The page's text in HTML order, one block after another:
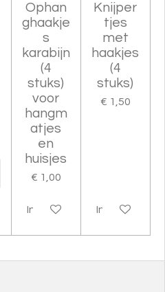
Ophan
ghaakje
s
karabijn
(4
stuks)
voor
hangm
atjes
en
huisjes
€ 1,00
In winkelwagen
Knijper
tjes
met
haakjes
(4
stuks)
€ 1,50
In